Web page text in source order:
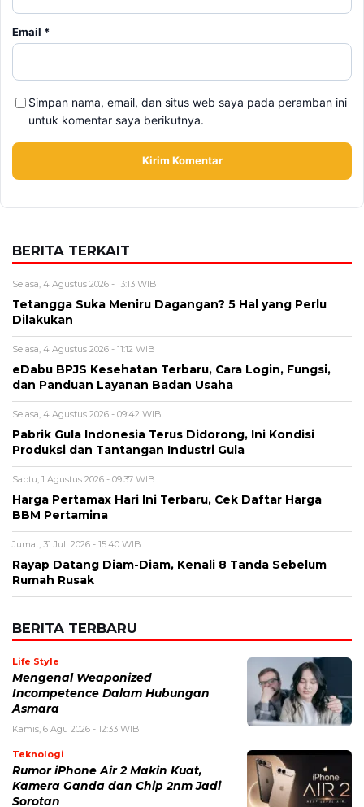
Alamat email tidak akan dipublikasikan. Kolom wajib ditandai *.
Komentar*
Nama*
Simpan nama, email, dan situs web saya pada peramban ini
untuk komentar saya berikutnya.